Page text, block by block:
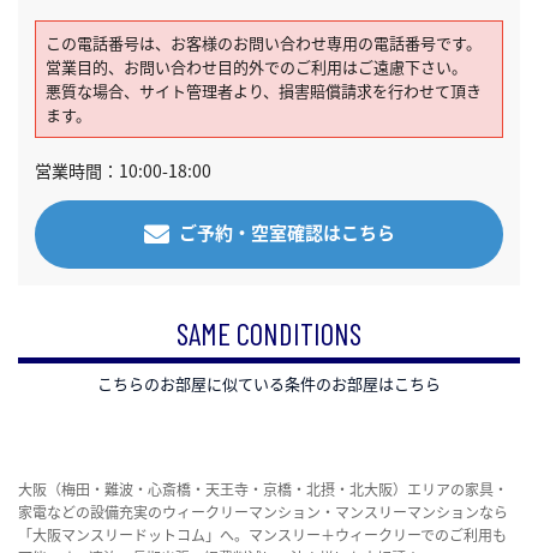
この電話番号は、お客様のお問い合わせ専用の電話番号です。
営業目的、お問い合わせ目的外でのご利用はご遠慮下さい。
悪質な場合、サイト管理者より、損害賠償請求を行わせて頂き
ます。
営業時間：10:00-18:00
ご予約・空室確認はこちら
SAME CONDITIONS
こちらのお部屋に似ている条件のお部屋はこちら
大阪（梅田・難波・心斎橋・天王寺・京橋・北摂・北大阪）エリアの家具・
家電などの設備充実のウィークリーマンション・マンスリーマンションなら
「大阪マンスリードットコム」へ。マンスリー＋ウィークリーでのご利用も